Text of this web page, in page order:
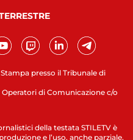
presso il Tribunale di
di Comunicazione c/o
della testata STILETV è
e l’uso, anche parziale,